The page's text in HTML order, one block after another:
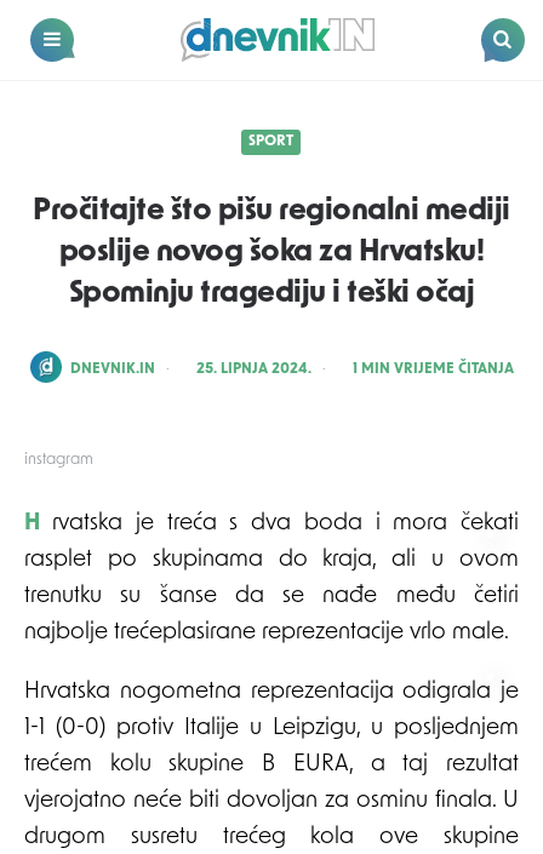
Dnevnik.in
instagram
SPORT
Pročitajte što pišu regionalni mediji
poslije novog šoka za Hrvatsku!
Spominju tragediju i teški očaj
POSTED
DNEVNIK.IN 25. LIPNJA 2024. 1 MIN VRIJEME ČITANJA
Hrvatska je treća s dva boda i mora čekati
rasplet po skupinama do kraja, ali u ovom
trenutku su šanse da se nađe među četiri
najbolje trećeplasirane reprezentacije vrlo male.
Hrvatska nogometna reprezentacija odigrala je
1-1 (0-0) protiv Italije u Leipzigu, u posljednjem
trećem kolu skupine B EURA, a taj rezultat
vjerojatno neće biti dovoljan za osminu finala. U
drugom susretu trećeg kola ove skupine